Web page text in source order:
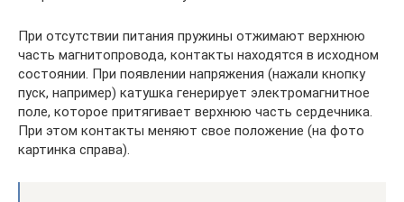
При отсутствии питания пружины отжимают верхнюю
часть магнитопровода, контакты находятся в исходном
состоянии. При появлении напряжения (нажали кнопку
пуск, например) катушка генерирует электромагнитное
поле, которое притягивает верхнюю часть сердечника.
При этом контакты меняют свое положение (на фото
картинка справа).